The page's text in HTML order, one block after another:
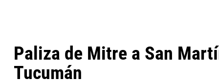
Paliza de Mitre a San
Tucumán